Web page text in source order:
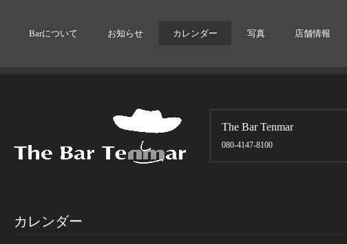
Barについて お知らせ カレンダー 写真 店舗情報
The Bar Tenmar
080-4147-8100
カレンダー